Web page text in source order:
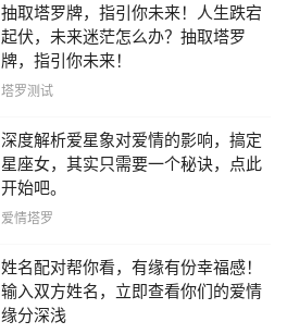
抽取塔罗牌，指引你未来！人生跌宕
起伏，未来迷茫怎么办？抽取塔罗
牌，指引你未来！
塔罗测试
深度解析爱星象对爱情的影响，搞定
星座女，其实只需要一个秘诀，点此
开始吧。
爱情塔罗
姓名配对帮你看，有缘有份幸福感！
输入双方姓名，立即查看你们的爱情
缘分深浅